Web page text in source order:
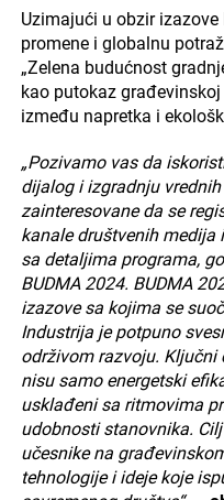
Uzimajući u obzir
promene i globalnu
„Zelena budućnost
kao putokaz
između napretka i
„Pozivamo vas da
dijalog i izgradnju
zainteresovane da se
kanale društvenih medija
sa detaljima programa,
BUDMA 2024. BUDMA
izazove sa kojima se
Industrija je potpuno
održivom razvoju.
nisu samo energetski
usklađeni sa ritmovima
udobnosti stanovnika.
učesnike na
tehnologije i ideje koje